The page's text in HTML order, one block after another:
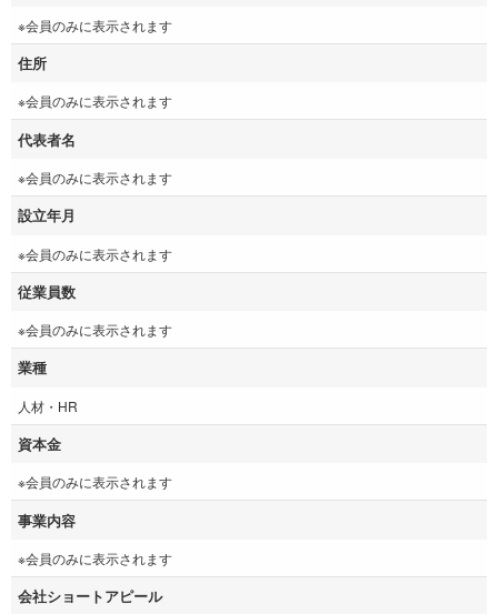
※会員のみに表示されます
住所
※会員のみに表示されます
代表者名
※会員のみに表示されます
設立年月
※会員のみに表示されます
従業員数
※会員のみに表示されます
業種
人材・HR
資本金
※会員のみに表示されます
事業内容
※会員のみに表示されます
会社ショートアピール